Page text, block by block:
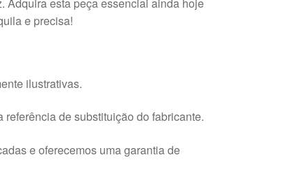
Adquira esta peça essencial ainda hoje
e precisa!
ilustrativas.
de substituição do fabricante.
e oferecemos uma garantia de